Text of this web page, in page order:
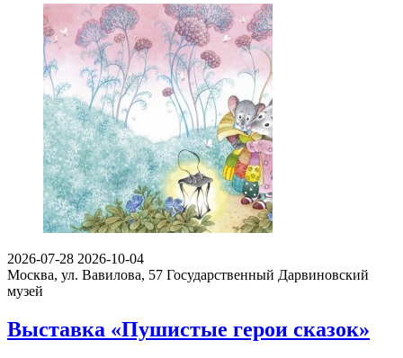
2026-07-28 2026-10-04
Москва, ул. Вавилова, 57 Государственный Дарвиновский
музей
Выставка «Пушистые герои сказок»